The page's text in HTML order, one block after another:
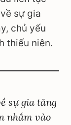
sự gia
chủ yếu
thiếu niên.
sự gia tăng
nhắm vào